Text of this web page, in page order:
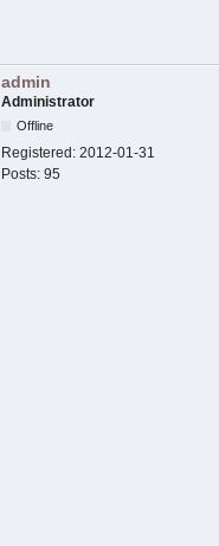
admin
Administrator
Offline
Registered: 2012-01-31
Posts: 95